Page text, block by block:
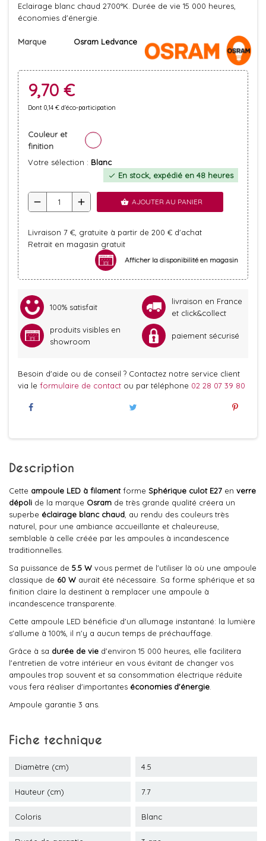
Eclairage blanc chaud 2700°K. Durée de vie 15 000 heures,
économies d'énergie.
Marque Osram Ledvance
9,70 €
Dont 0,14 € d'éco-participation
Couleur et
finition
Votre sélection : Blanc
check En stock, expédié en 48 heures
remove add shopping_basket AJOUTER AU PANIER
Livraison 7 €, gratuite à partir de 200 € d'achat
Retrait en magasin gratuit
Afficher la disponibilité en magasin
100% satisfait
livraison en France
et click&collect
produits visibles en
showroom
paiement sécurisé
Besoin d'aide ou de conseil ? Contactez notre service client
via le formulaire de contact ou par téléphone 02 28 07 39 80
Description
Cette ampoule LED à filamentforme Sphérique culot E27 en verre
dépoli de la marque Osram de très grande qualité créera un
superbe éclairage blanc chaud , au rendu des couleurs très
naturel, pour une ambiance accueillante et chaleureuse,
semblable à celle créée par les ampoules à incandescence
traditionnelles.
Sa puissance de 5.5 W vous permet de l'utiliser là où une ampoule
classique de 60 W aurait été nécessaire. Sa forme sphérique et sa
finition claire la destinent à remplacer une ampoule à
incandescence transparente.
Cette ampoule LED bénéficie d'un allumage instantané: la lumière
s'allume à 100%, il n'y a aucun temps de préchauffage.
Grâce à sa durée de vie d'environ 15 000 heures, elle facilitera
l'entretien de votre intérieur en vous évitant de changer vos
ampoules trop souvent et sa consommation électrique réduite
vous fera réaliser d'importantes économies d'énergie
Ampoule garantie 3 ans.
Fiche technique
Diamètre (cm) 4.5
Hauteur (cm) 7.7
Coloris Blanc